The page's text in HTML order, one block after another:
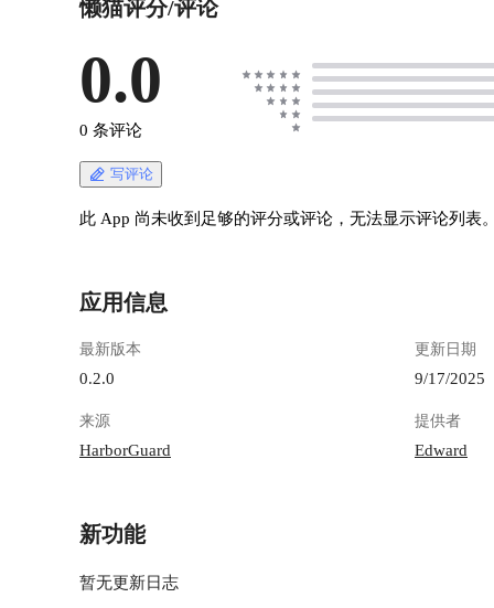
懒猫评分/评论
0.0
0 条评论
写评论
此 App 尚未收到足够的评分或评论，无法显示评论列表
应用信息
最新版本
0.2.0
更新日期
9/17/2025
来源
HarborGuard
提供者
Edward
新功能
暂无更新日志